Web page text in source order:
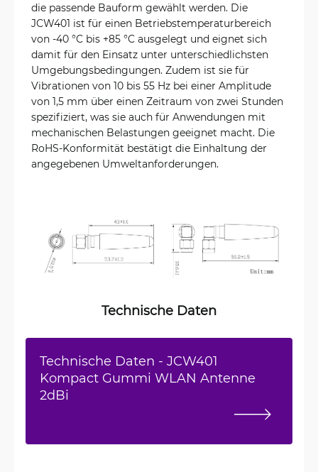
die passende Bauform gewählt werden. Die
JCW401 ist für einen Betriebstemperaturbereich
von -40 °C bis +85 °C ausgelegt und eignet sich
damit für den Einsatz unter unterschiedlichsten
Umgebungsbedingungen. Zudem ist sie für
Vibrationen von 10 bis 55 Hz bei einer Amplitude
von 1,5 mm über einen Zeitraum von zwei Stunden
spezifiziert, was sie auch für Anwendungen mit
mechanischen Belastungen geeignet macht. Die
RoHS-Konformität bestätigt die Einhaltung der
angegebenen Umweltanforderungen.
Technische Daten
Technische Daten - JCW401
Kompact Gummi WLAN Antenne
2dBi